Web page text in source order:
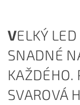
VELKÝ LED
SNADNÉ
KAŽDÉHO.
SVAROVÁ